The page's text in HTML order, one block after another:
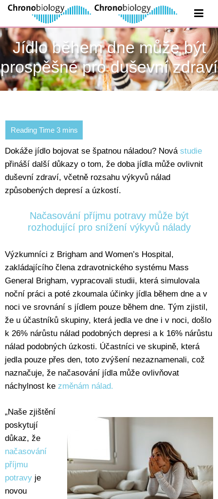
Jídlo během dne může být
prospěšné pro duševní zdraví
Dokáže jídlo bojovat se špatnou náladou? Nová studie
přináší další důkazy o tom, že doba jídla může ovlivnit
duševní zdraví, včetně rozsahu výkyvů nálad
způsobených depresí a úzkostí.
Načasování příjmu potravy může být
rozhodující pro snížení výkyvů nálady
Výzkumníci z Brigham and Women’s Hospital,
zakládajícího člena zdravotnického systému Mass
General Brigham, vypracovali studii, která simulovala
noční práci a poté zkoumala účinky jídla během dne a v
noci ve srovnání s jídlem pouze během dne. Tým zjistil,
že u účastníků skupiny, která jedla ve dne i v noci, došlo
k 26% nárůstu nálad podobných depresi a k 16% nárůstu
nálad podobných úzkosti. Účastníci ve skupině, která
jedla pouze přes den, toto zvýšení nezaznamenali, což
naznačuje, že načasování jídla může ovlivňovat
náchylnost ke změnám nálad.
„Naše zjištění
poskytují
důkaz, že
načasování
příjmu
potravy je
novou